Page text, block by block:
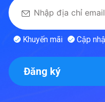
Khuyến mãi Cập
Đăng ký